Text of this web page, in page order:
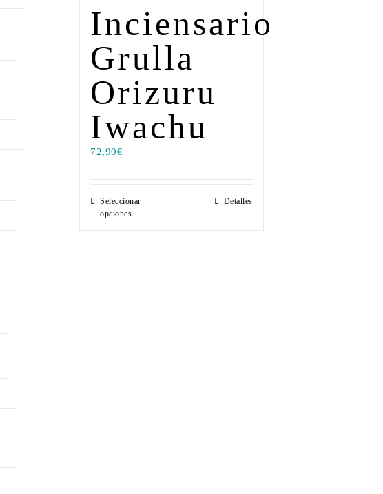
Inciensario
Grulla
Orizuru
Iwachu
72,90€
Seleccionar
opciones
Detalles